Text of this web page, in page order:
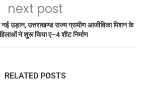
next post
नई उड़ान, उत्तराखण्ड राज्य ग्रामीण आजीविका मिशन के
ने शुरू किया ए–4 शीट निर्माण
RELATED POSTS